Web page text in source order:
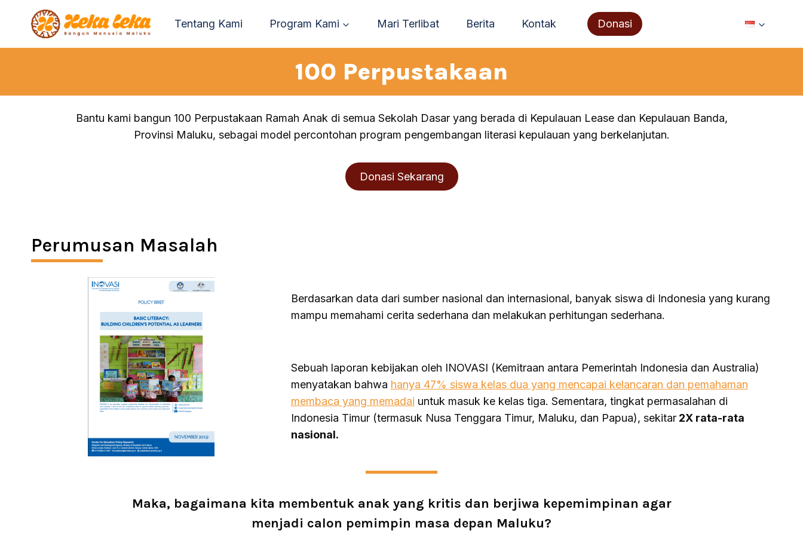
Tentang Kami Program Kami Mari Terlibat Berita Kontak Donasi
100 Perpustakaan
Bantu kami bangun 100 Perpustakaan Ramah Anak di semua Sekolah Dasar yang berada di Kepulauan Lease dan Kepulauan Banda,
Provinsi Maluku, sebagai model percontohan program pengembangan literasi kepulauan yang berkelanjutan.
Donasi Sekarang
Perumusan Masalah
Berdasarkan data dari sumber nasional dan internasional, banyak siswa di Indonesia yang kurang
mampu memahami cerita sederhana dan melakukan perhitungan sederhana.
Sebuah laporan kebijakan oleh INOVASI (Kemitraan antara Pemerintah Indonesia dan Australia)
menyatakan bahwa hanya 47% siswa kelas dua yang mencapai kelancaran dan pemahaman
membaca yang memadai untuk masuk ke kelas tiga. Sementara, tingkat permasalahan di
Indonesia Timur (termasuk Nusa Tenggara Timur, Maluku, dan Papua), sekitar2X rata-rata
nasional.
Maka, bagaimana kita membentuk anak yang kritis dan berjiwa kepemimpinan agar
menjadi calon pemimpin masa depan Maluku?